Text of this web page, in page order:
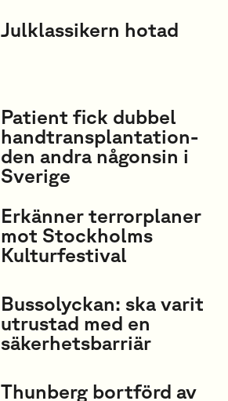
Julklassikern hotad
Patient fick dubbel
handtransplantation-
den andra någonsin i
Sverige
Erkänner terrorplaner
mot Stockholms
Kulturfestival
Bussolyckan: ska varit
utrustad med en
säkerhetsbarriär
Thunberg bortförd av